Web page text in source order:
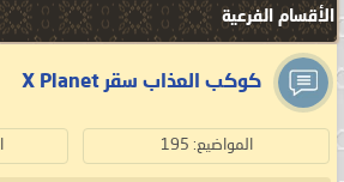
الأقسام الفرعية
كوكب العذاب سقر X Planet
المواضيع: 195